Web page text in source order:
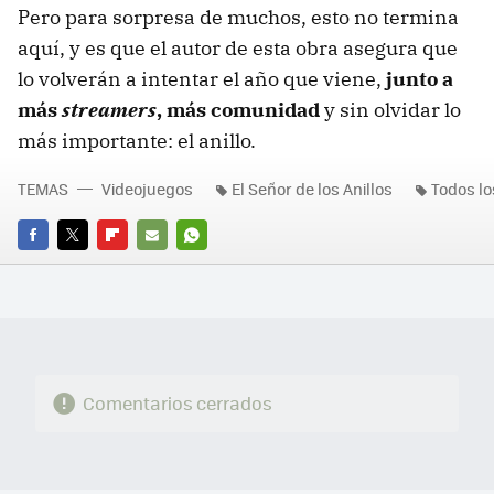
Pero para sorpresa de muchos, esto no termina
aquí, y es que el autor de esta obra asegura que
lo volverán a intentar el año que viene, junto a
másstreamers, más comunidady sin olvidar lo
más importante: el anillo.
FACEBOOK
TWITTERFLIPBOARD
E-
WHATSAPP
TEMAS Videojuegos El Señor de los Anillos Todos
Comentarios cerrados